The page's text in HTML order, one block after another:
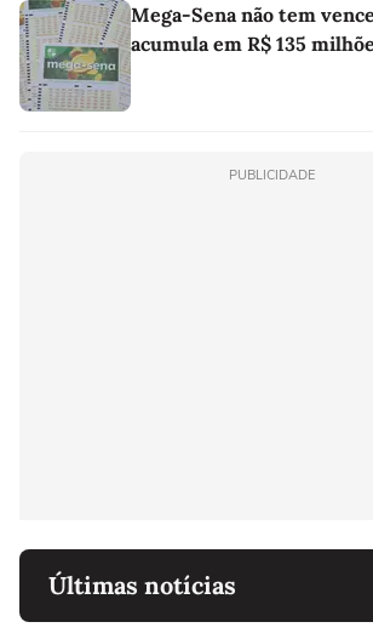
Mega-Sena não tem
acumula em R$ 135
PUBLICIDADE
Últimas notícias